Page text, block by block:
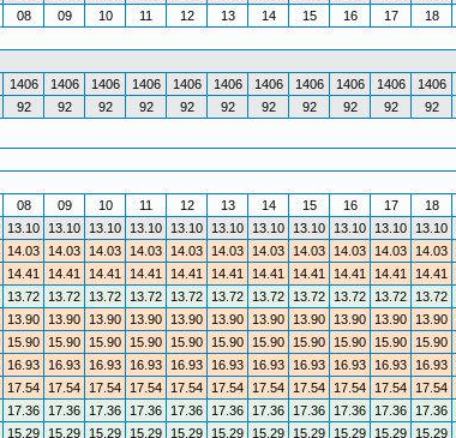
08 09 10 11 12 13 14 15 16 17 18
1406 1406 1406 1406 1406 1406 1406 1406 1406 1406 1406
92 92 92 92 92 92 92 92 92 92 92
08 09 10 11 12 13 14 15 16 17 18
13.10 13.10 13.10 13.10 13.10 13.10 13.10 13.10 13.10 13.10 13.10
14.03 14.03 14.03 14.03 14.03 14.03 14.03 14.03 14.03 14.03 14.03
14.41 14.41 14.41 14.41 14.41 14.41 14.41 14.41 14.41 14.41 14.41
13.72 13.72 13.72 13.72 13.72 13.72 13.72 13.72 13.72 13.72 13.72
13.90 13.90 13.90 13.90 13.90 13.90 13.90 13.90 13.90 13.90 13.90
15.90 15.90 15.90 15.90 15.90 15.90 15.90 15.90 15.90 15.90 15.90
16.93 16.93 16.93 16.93 16.93 16.93 16.93 16.93 16.93 16.93 16.93
17.54 17.54 17.54 17.54 17.54 17.54 17.54 17.54 17.54 17.54 17.54
17.36 17.36 17.36 17.36 17.36 17.36 17.36 17.36 17.36 17.36 17.36
15.29 15.29 15.29 15.29 15.29 15.29 15.29 15.29 15.29 15.29 15.29